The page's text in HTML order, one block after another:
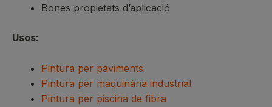
Bones propietats d’aplicació
Usos:
Pintura per paviments
Pintura per maquinària industrial
Pintura per piscina de fibra